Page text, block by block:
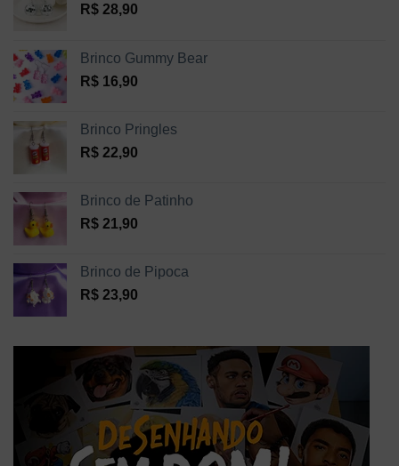
R$ 28,90
Brinco Gummy Bear
R$ 16,90
Brinco Pringles
R$ 22,90
Brinco de Patinho
R$ 21,90
Brinco de Pipoca
R$ 23,90